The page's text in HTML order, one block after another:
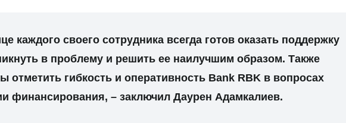
каждого своего сотрудника всегда готов оказать поддержку
в проблему и решить ее наилучшим образом. Также
отметить гибкость и оперативность Bank RBK в вопросах
финансирования, – заключил Даурен Адамкалиев.